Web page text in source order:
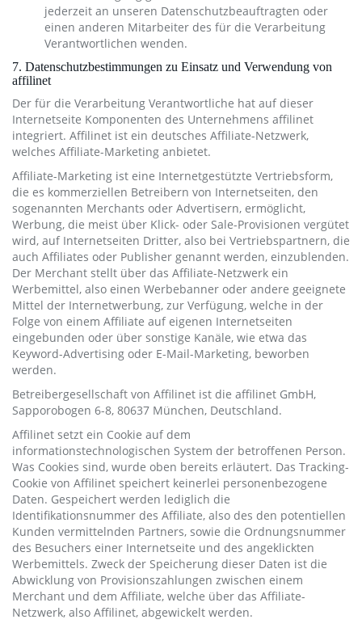
jederzeit an unseren Datenschutzbeauftragten oder
einen anderen Mitarbeiter des für die Verarbeitung
Verantwortlichen wenden.
7. Datenschutzbestimmungen zu Einsatz und Verwendung von
affilinet
Der für die Verarbeitung Verantwortliche hat auf dieser
Internetseite Komponenten des Unternehmens affilinet
integriert. Affilinet ist ein deutsches Affiliate-Netzwerk,
welches Affiliate-Marketing anbietet.
Affiliate-Marketing ist eine Internetgestützte Vertriebsform,
die es kommerziellen Betreibern von Internetseiten, den
sogenannten Merchants oder Advertisern, ermöglicht,
Werbung, die meist über Klick- oder Sale-Provisionen vergütet
wird, auf Internetseiten Dritter, also bei Vertriebspartnern, die
auch Affiliates oder Publisher genannt werden, einzublenden.
Der Merchant stellt über das Affiliate-Netzwerk ein
Werbemittel, also einen Werbebanner oder andere geeignete
Mittel der Internetwerbung, zur Verfügung, welche in der
Folge von einem Affiliate auf eigenen Internetseiten
eingebunden oder über sonstige Kanäle, wie etwa das
Keyword-Advertising oder E-Mail-Marketing, beworben
werden.
Betreibergesellschaft von Affilinet ist die affilinet GmbH,
Sapporobogen 6-8, 80637 München, Deutschland.
Affilinet setzt ein Cookie auf dem
informationstechnologischen System der betroffenen Person.
Was Cookies sind, wurde oben bereits erläutert. Das Tracking-
Cookie von Affilinet speichert keinerlei personenbezogene
Daten. Gespeichert werden lediglich die
Identifikationsnummer des Affiliate, also des den potentiellen
Kunden vermittelnden Partners, sowie die Ordnungsnummer
des Besuchers einer Internetseite und des angeklickten
Werbemittels. Zweck der Speicherung dieser Daten ist die
Abwicklung von Provisionszahlungen zwischen einem
Merchant und dem Affiliate, welche über das Affiliate-
Netzwerk, also Affilinet, abgewickelt werden.